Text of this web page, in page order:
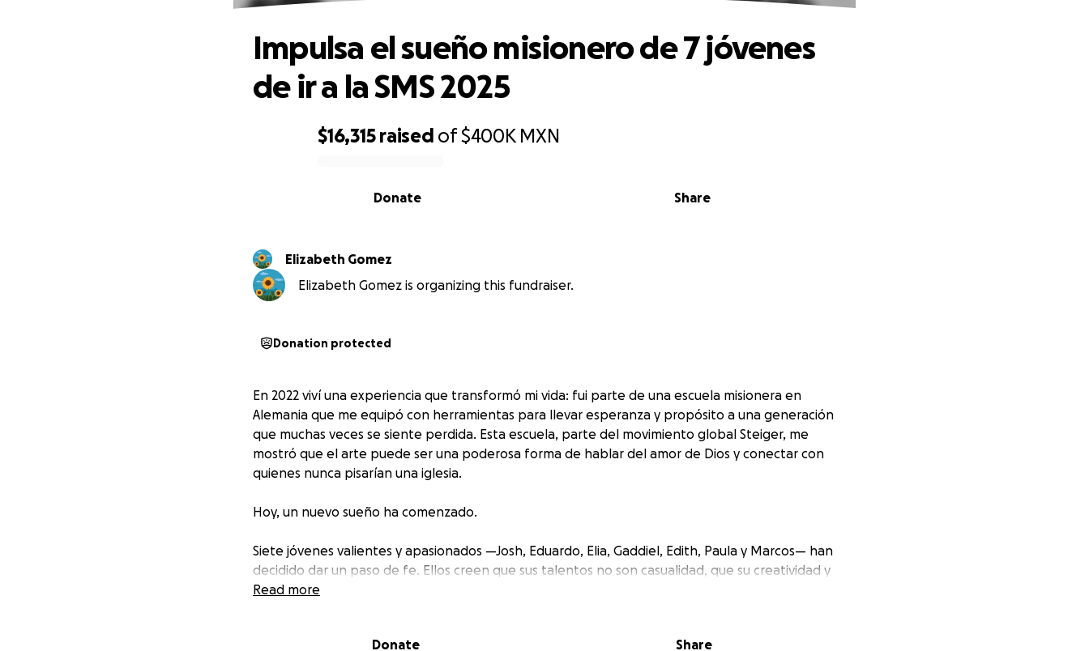
$16,315 raised of$400K MXN
Share
Donate
Impulsa el sueño misionero de 7 jóvenes
de ir a la SMS 2025
Elizabeth Gomez
Elizabeth Gomez is organizing this fundraiser.
Donation protected
En 2022 viví una experiencia que transformó mi vida: fui parte de una escuela misionera en
Alemania que me equipó con herramientas para llevar esperanza y propósito a una generación
que muchas veces se siente perdida. Esta escuela, parte del movimiento global Steiger, me
mostró que el arte puede ser una poderosa forma de hablar del amor de Dios y conectar con
quienes nunca pisarían una iglesia.
Hoy, un nuevo sueño ha comenzado.
Siete jóvenes valientes y apasionados —Josh, Eduardo, Elia, Gaddiel, Edith, Paula y Marcos— han
decidido dar un paso de fe. Ellos creen que sus talentos no son casualidad, que su creatividad y
pasión por el arte pueden ser usados para algo mucho más grande que ellos mismos: para
Estos siete jóvenes están listos para asistir a la SMS (Steiger Mission School), una escuela
Read more
Donate Share